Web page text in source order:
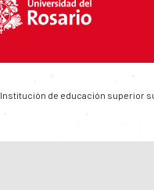
Institución de educación superior